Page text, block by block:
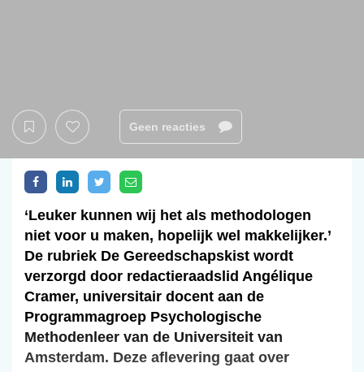
Geen reacties
‘Leuker kunnen wij het als methodologen
niet voor u maken, hopelijk wel makkelijker.’
De rubriek De Gereedschapskist wordt
verzorgd door redactieraadslid Angélique
Cramer, universitair docent aan de
Programmagroep Psychologische
Methodenleer van de Universiteit van
Amsterdam. Deze aflevering gaat over